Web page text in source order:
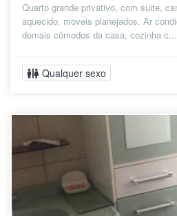
Quarto grande privativo, com suite,
aquecido. moveis planejados. Ar
demais cômodos da casa, cozinha c...
Qualquer sexo